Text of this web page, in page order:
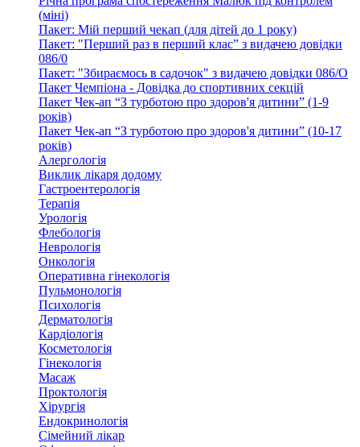
(міні)
Пакет: Мій перший чекап (для дітей до 1 року)
Пакет: "Перший раз в перший клас” з видачею довідки
086/0
Пакет: "Збираємось в садочок" з видачею довідки 086/О
Пакет Чемпіона - Довідка до спортивних секцій
Пакет Чек-ап “З турботою про здоров'я дитини” (1-9
років)
Пакет Чек-ап “З турботою про здоров'я дитини” (10-17
років)
Алергологія
Виклик лікаря додому
Гастроентерологія
Терапія
Урологія
Флебологія
Неврологія
Онкологія
Оперативна гінекологія
Пульмонологія
Психологія
Дерматологія
Кардіологія
Косметологія
Гінекологія
Масаж
Проктологія
Хірургія
Ендокринологія
Сімейний лікар